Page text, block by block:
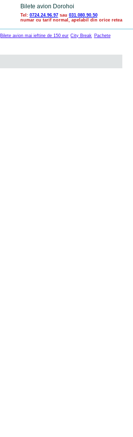
Bilete avion Dorohoi
Tel: 0724.24.96.97sau 031.080.90.50
numar cu tarif normal, apelabil din orice retea
Bilete avion mai ieftine de 150 eur City Break Pachete